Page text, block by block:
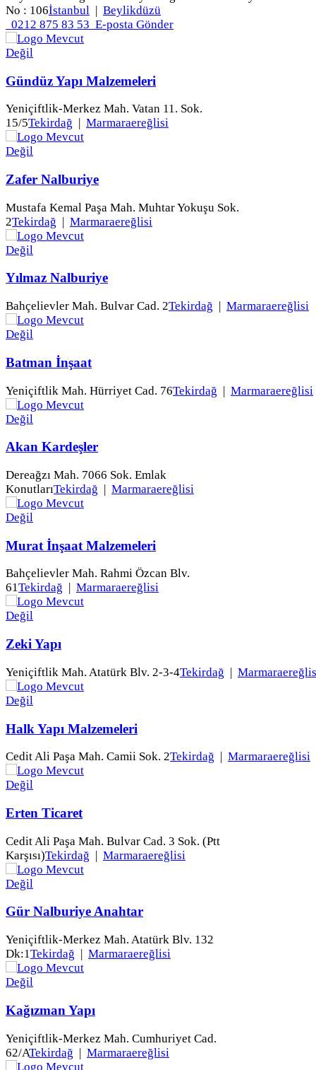
No : 106İstanbul | Beylikdüzü
0212 875 83 53 E-posta Gönder
Gündüz Yapı Malzemeleri
Yeniçiftlik-Merkez Mah. Vatan 11. Sok.
15/5Tekirdağ Marmaraereğlisi
Zafer Nalburiye
Mustafa Kemal Paşa Mah. Muhtar Yokuşu Sok.
2Tekirdağ | Marmaraereğlisi
Yılmaz Nalburiye
Bahçelievler Mah. Bulvar Cad. 2Tekirdağ | Marmaraereğlisi
Batman İnşaat
Yeniçiftlik Mah. Hürriyet Cad. 76Tekirdağ | Marmaraereğlisi
Akan Kardeşler
Dereağzı Mah. 7066 Sok. Emlak
KonutlarıTekirdağ | Marmaraereğlisi
Murat İnşaat Malzemeleri
Bahçelievler Mah. Rahmi Özcan Blv.
61Tekirdağ Marmaraereğlisi
Zeki Yapı
Yeniçiftlik Mah. Atatürk Blv. 2-3-4Tekirdağ |
Halk Yapı Malzemeleri
Cedit Ali Paşa Mah. Camii Sok. 2Tekirdağ Marmaraereğlisi
Erten Ticaret
Cedit Ali Paşa Mah. Bulvar Cad. 3 Sok. (Ptt
Karşısı)Tekirdağ | Marmaraereğlisi
Gür Nalburiye Anahtar
Yeniçiftlik-Merkez Mah. Atatürk Blv. 132
Dk:1Tekirdağ Marmaraereğlisi
Kağızman Yapı
Yeniçiftlik-Merkez Mah. Cumhuriyet Cad.
62/ATekirdağ | Marmaraereğlisi